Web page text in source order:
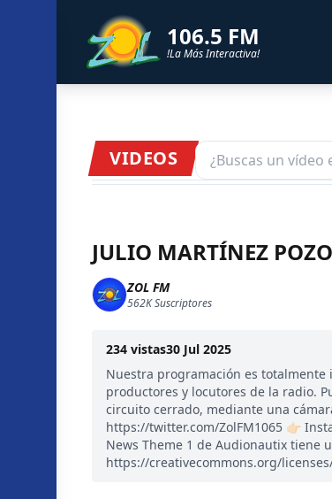
106.5 FM
!La Más Interactiva!
VIDEOS
JULIO MARTÍNEZ
ZOL FM
562KSuscriptores
234 vistas30 Jul 2025
Nuestra programación es totalmente
productores y locutores de la radio.
circuito cerrado, mediante una
https://twitter.com/ZolFM1065 👉🏻
News Theme 1 de Audionautix tiene
https://creativecommons.org/